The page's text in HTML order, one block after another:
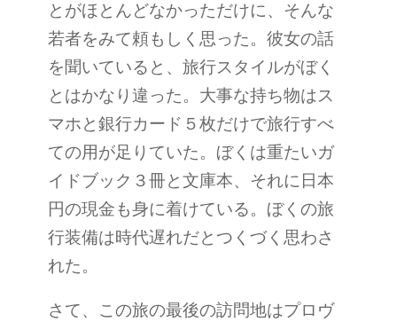
とがほとんどなかっただけに、そんな
若者をみて頼もしく思った。彼女の話
を聞いていると、旅行スタイルがぼく
とはかなり違った。大事な持ち物はス
マホと銀行カード５枚だけで旅行すべ
ての用が足りていた。ぼくは重たいガ
イドブック３冊と文庫本、それに日本
円の現金も身に着けている。ぼくの旅
行装備は時代遅れだとつくづく思わさ
れた。
さて、この旅の最後の訪問地はプロヴ